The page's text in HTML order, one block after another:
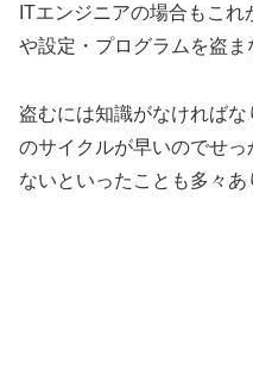
ITエンジニアの場合もこ
や設定・プログラムを盗ま
盗むには知識がなければ
のサイクルが早いのでせ
ないといったことも多々あ